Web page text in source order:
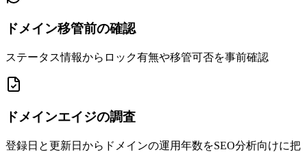
ドメイン移管前の確認
ステータス情報からロック有無や移管可否を事前確認
ドメインエイジの調査
登録日と更新日からドメインの運用年数をSEO分析向けに把